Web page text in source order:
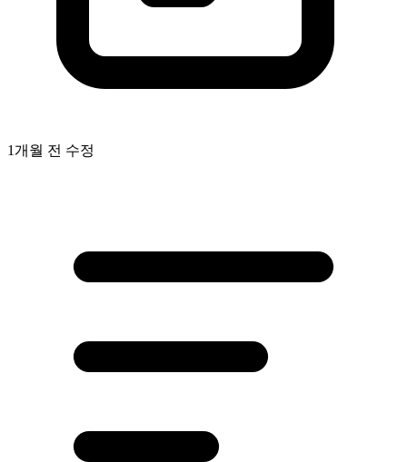
1개월 전 수정